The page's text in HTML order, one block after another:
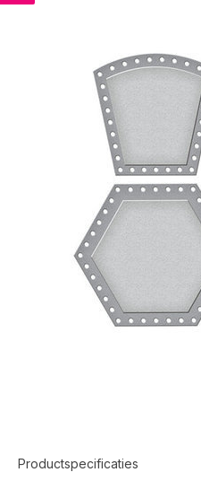
Productspecificaties